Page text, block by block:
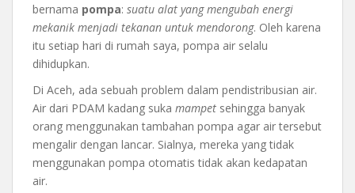
bernama pompa: suatu alat yang mengubah energi
mekanik menjadi tekanan untuk mendorong. Oleh karena
itu setiap hari di rumah saya, pompa air selalu
dihidupkan.
Di Aceh, ada sebuah problem dalam pendistribusian air.
Air dari PDAM kadang suka mampet sehingga banyak
orang menggunakan tambahan pompa agar air tersebut
mengalir dengan lancar. Sialnya, mereka yang tidak
menggunakan pompa otomatis tidak akan kedapatan
air.